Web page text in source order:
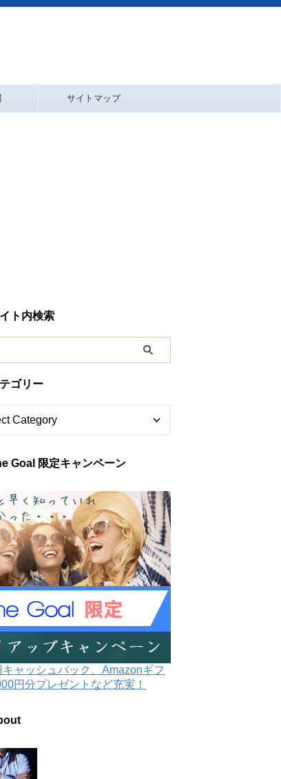
サイトマップ
ト内検索
ゴリー
Goal 限定キャンペーン
ャッシュバック、Amazonギフ
円分プレゼントなど充実！